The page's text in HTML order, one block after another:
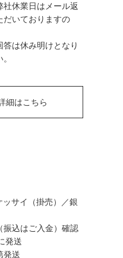
休業日はメール返
だいておりますの
は休み明けとなり
細はこちら
サイ（掛売）／銀
振込はご入金）確認
発送
発送